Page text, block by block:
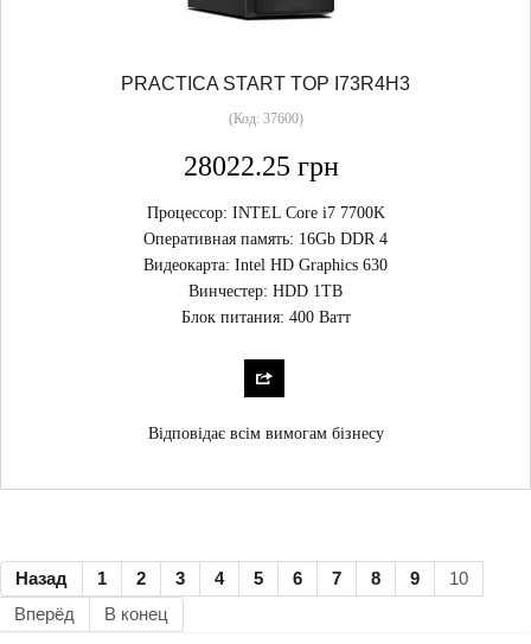
PRACTICA START TOP I73R4H3
(Код: 37600)
28022.25 грн
Процессор: INTEL Core i7 7700K
Оперативная память: 16Gb DDR 4
Видеокарта: Intel HD Graphics 630
Винчестер: HDD 1TB
Блок питания: 400 Ватт
Відповідає всім вимогам бізнесу
Назад 1 2 3 4 5 6 7 8 9
10
Вперёд
В конец